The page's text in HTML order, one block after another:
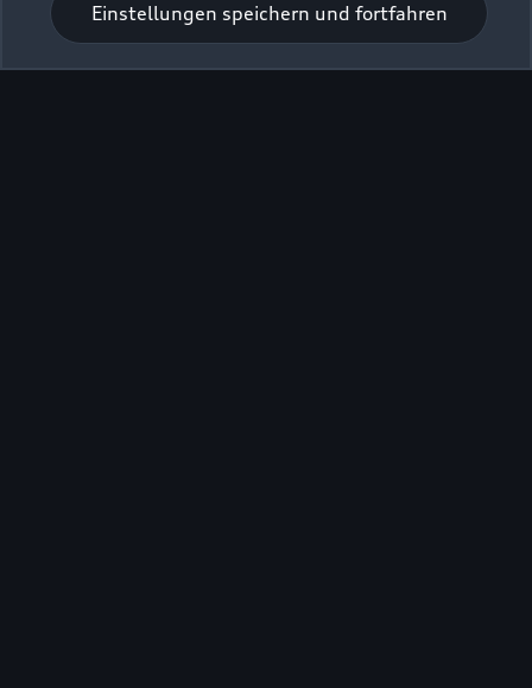
Einstellungen speichern und fortfahren